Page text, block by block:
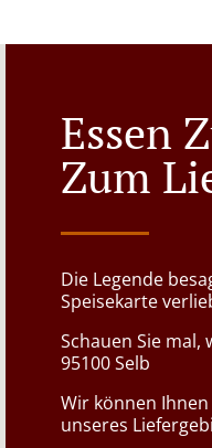
Essen
Zum
Die Legende
Speisekarte
Schauen Sie mal,
95100 Selb
Wir können
unseres